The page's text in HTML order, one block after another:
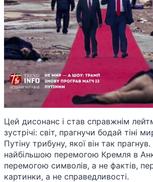
Цей дисонанс і став справжнім
зустрічі: світ, прагнучи бодай тіні
Путіну трибуну, якої він так
найбільшою перемогою Кремля в
перемогою символів, а не фактів,
картинки, а не справедливості.